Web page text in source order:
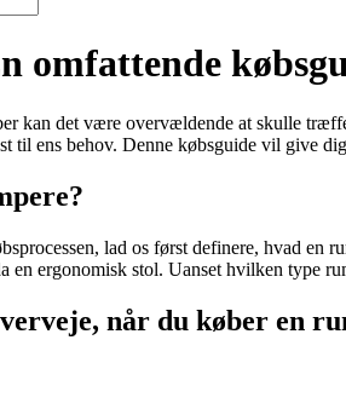
omfattende
kan det være overvældende at skulle
til ens behov. Denne købsguide vil give
lad os først definere, hvad en
en ergonomisk stol. Uanset hvilken type
når du køber en